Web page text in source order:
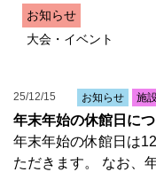
お知らせ
大会・イベント
25/12/15 お知らせ 施
年末年始の休館日に
年末年始の休館日は
ただきます。 なお、